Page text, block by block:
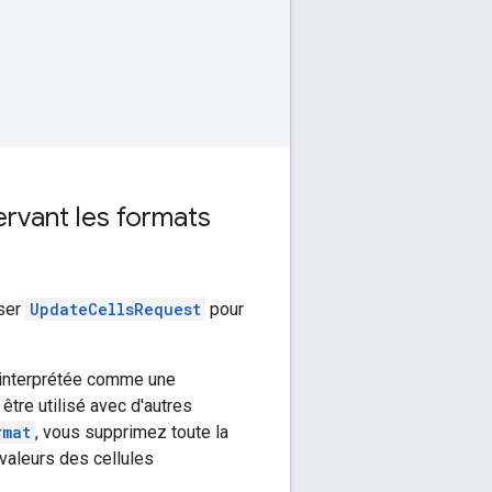
les formats
UpdateCellsRequest pour
comme une
utilisé avec d'autres
, vous supprimez toute la
des cellules